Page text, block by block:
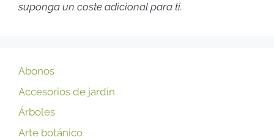
suponga un coste adicional para ti.
Abonos
Accesorios de jardín
Árboles
Arte botánico